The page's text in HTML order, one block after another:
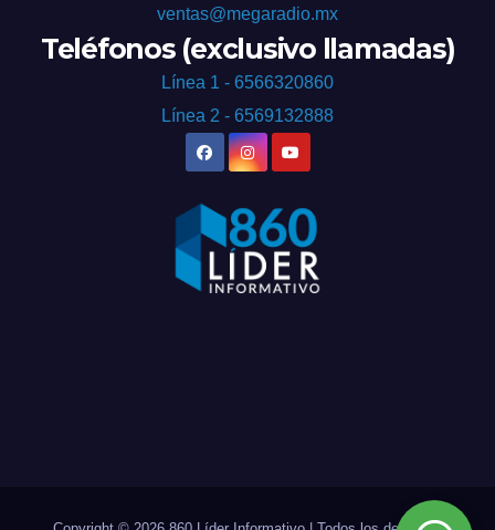
ventas@megaradio.mx
Teléfonos (exclusivo llamadas)
Línea 1 - 6566320860
Línea 2 - 6569132888